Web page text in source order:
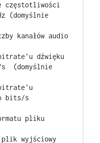
częstotliwości
(domyślnie
kanałów audio
dźwięku
(domyślnie
bits/s
pliku